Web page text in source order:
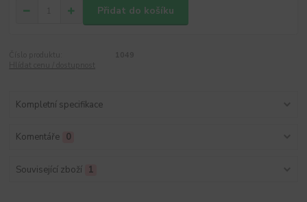
Přidat do košíku
Kompletní specifikace
Komentáře 0
Související zboží 1